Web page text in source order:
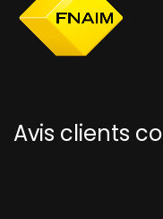
Avis clients